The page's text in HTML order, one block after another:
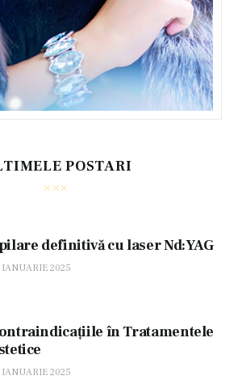
POSTARI
definitivă cu laser Nd:YAG
IANUARIE 2025
în Tratamentele
IANUARIE 2025